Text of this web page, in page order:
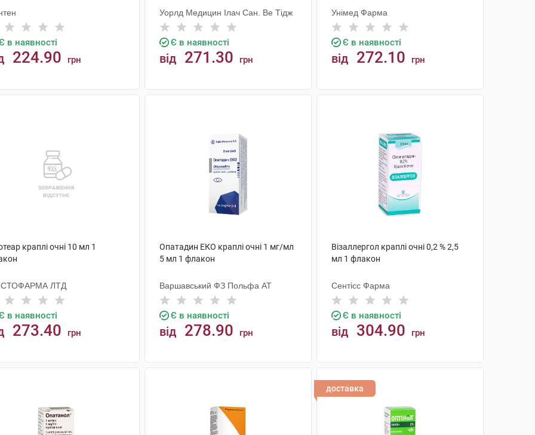
в наявності
224.90 грн
Уорлд Медицин Ілач Сан. Ве Тідж
Є в наявності
від 271.30 грн
Унімед Фарма
Є в наявності
від 272.10 грн
краплі очні 10 мл 1
ЛТД
в наявності
273.40 грн
Опатадин ЕКО краплі очні 1 мг/мл
5 мл 1 флакон
Варшавський ФЗ Польфа АТ
Є в наявності
від 278.90 грн
Візаллергол краплі очні 0,2 % 2,5
мл 1 флакон
Сентісс Фарма
Є в наявності
від 304.90 грн
доставка